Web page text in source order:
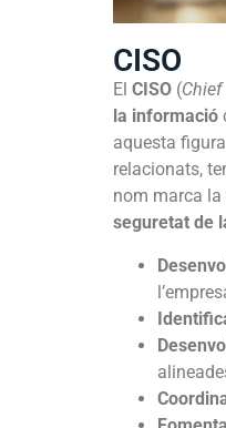
CISO
El CISO (
la informació
aquesta
relacionats,
nom marca
seguretat de